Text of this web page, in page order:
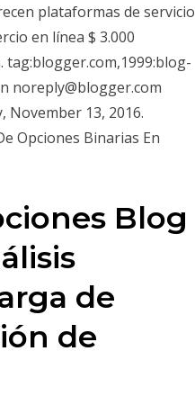
plataformas de servicio
en línea $ 3.000
noreply@blogger.com
November 13, 2016.
Opciones Binarias En
Blog
de
de